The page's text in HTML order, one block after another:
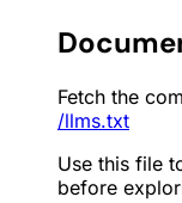
Fetch the
/llms.txt
Use this file
before